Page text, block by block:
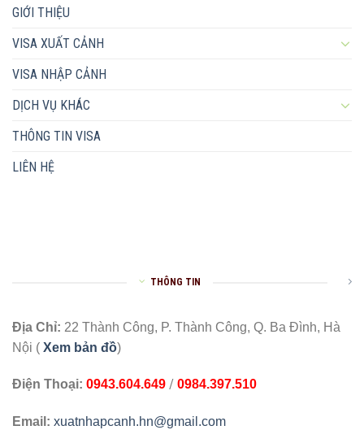
GIỚI THIỆU
VISA XUẤT CẢNH
VISA NHẬP CẢNH
DỊCH VỤ KHÁC
THÔNG TIN VISA
LIÊN HỆ
THÔNG TIN
Địa Chỉ: 22 Thành Công, P. Thành Công, Q. Ba Đình, Hà
Nội ( Xem bản đồ)
Điện Thoại: 0943.604.649 / 0984.397.510
Email: xuatnhapcanh.hn@gmail.com